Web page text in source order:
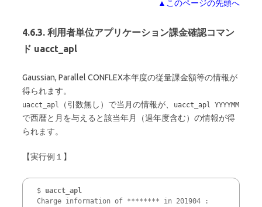
▲このページの先頭へ
4.6.3. 利用者単位アプリケーション課金確認コマン
ド uacct_apl
Gaussian, Parallel CONFLEX本年度の従量課金額等の情報が
得られます。
uacct_apl （引数無し）で当月の情報が、 uacct_apl YYYYMM
で西暦と月を与えると該当年月（過年度含む）の情報が得
られます。
【実行例１】
$ uacct_apl
Charge information of ******** in 201904 :